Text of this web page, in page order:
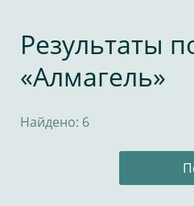
Результаты
«Алмагель»
Найдено: 6